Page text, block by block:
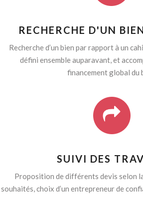
RECHERCHE D'UN
Recherche d’un bien par rapport à un
défini ensemble auparavant, et
financement global du
SUIVI DES
Proposition de différents devis selon
souhaités, choix d’un entrepreneur de